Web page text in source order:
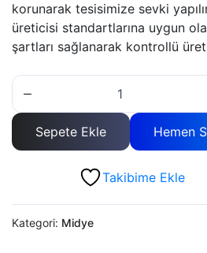
korunarak tesisimize sevki
üreticisi standartlarına uygun
şartları sağlanarak kontrollü
Enginarlı
Midye
Dolma
(250
X
Sepete Ekle Hemen
Takibime Ekle
Kategori: Midye